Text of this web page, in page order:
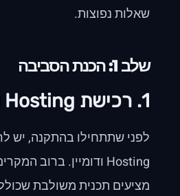
שאלות נפוצות.
שלב 1: הכנת הסביבה
1. רכישת Hosting ודומיין
לפני שתתחילו בהתקנה, יש
מציעים תכנית משולבת